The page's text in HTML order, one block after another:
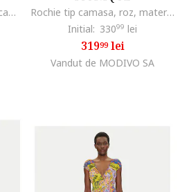
Rochie vara dama alb, fabricatie usoara
Rochie tip camasa, roz, material sintetic
Initial: 33099 lei
31999lei
Vandut de MODIVO SA